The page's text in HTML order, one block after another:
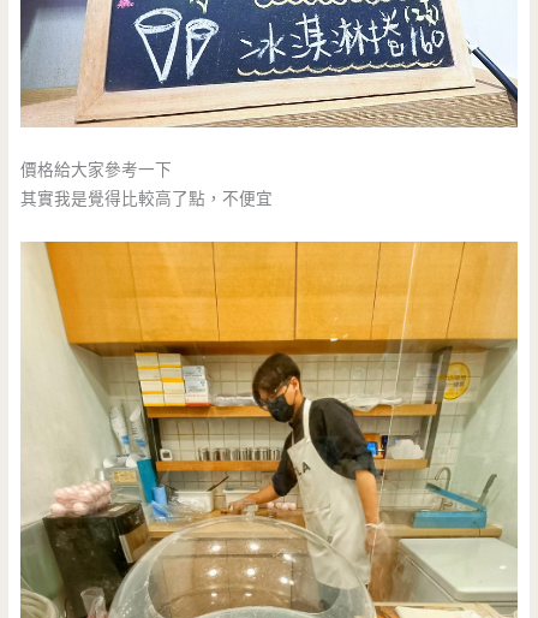
價格給大家參考一下
其實我是覺得比較高了點，不便宜